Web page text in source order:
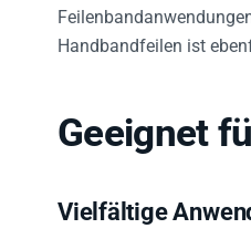
Handbandfeilen ist
Geeignet
Vielfältige